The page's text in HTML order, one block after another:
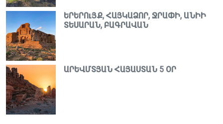
ԵՐԵՐՈւՅՔ, ՀԱՅԿԱՁՈՐ, ՋՐԱՓԻ, ԱՆԻԻ
ՏԵՍԱՐԱՆ, ԲԱԳՐԱՎԱՆ
ԱՐԵՎՄՏՅԱՆ ՀԱՅԱՍՏԱՆ 5 ՕՐ